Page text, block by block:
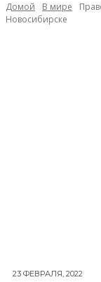
Домой В мире
Новосибирске
23 ФЕВРАЛЯ, 2022